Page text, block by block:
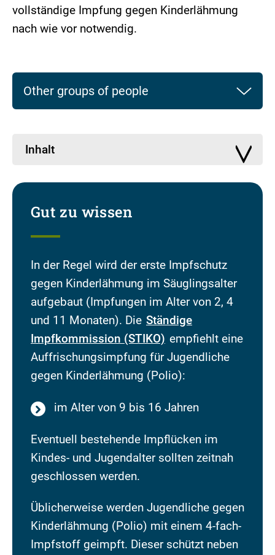
vollständige Impfung gegen Kinderlähmung
nach wie vor notwendig.
Other groups of people
Inhalt
Gut zu wissen
In der Regel wird der erste Impfschutz
gegen Kinderlähmung im Säuglingsalter
aufgebaut (Impfungen im Alter von 2, 4
und 11 Monaten). Die Ständige
Impfkommission (STIKO) empfiehlt eine
Auffrischungsimpfung für Jugendliche
gegen Kinderlähmung (Polio):
im Alter von 9 bis 16 Jahren
Eventuell bestehende Impflücken im
Kindes- und Jugendalter sollten zeitnah
geschlossen werden.
Üblicherweise werden Jugendliche gegen
Kinderlähmung (Polio) mit einem 4-fach-
Impfstoff geimpft. Dieser schützt neben